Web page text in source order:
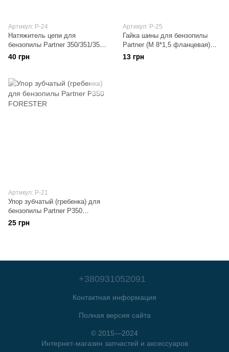
Артикул: P-24
Натяжитель цепи для
бензопилы Partner 350/351/352
FORESTER
40 грн
Артикул: P-25
Гайка шины для бензопилы
Partner (M 8*1,5 фланцевая)
FORESTER
13 грн
Артикул: P-21
Упор зубчатый (гребенка) для
бензопилы Partner P350
FORESTER
25 грн
+380931052091
Контактная информация
Полная версия сайта
© 2015—2024
Интернет-магазин запчастей и аксессуаров